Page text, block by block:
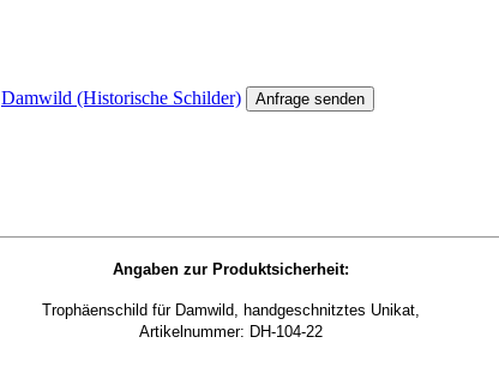
Damwild (Historische Schilder) Anfrage senden
Angaben zur Produktsicherheit:
Trophäenschild für Damwild, handgeschnitztes Unikat,
Artikelnummer: DH-104-22